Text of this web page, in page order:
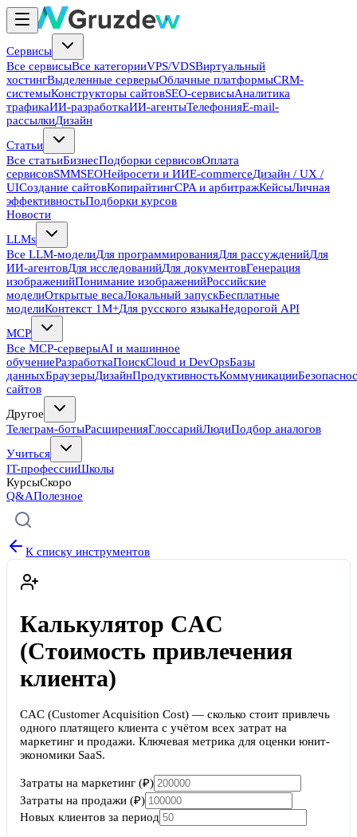
Сервисы
Все сервисыВсе категорииVPS/VDSВиртуальный
хостингВыделенные серверыОблачные платформыCRM-
системыКонструкторы сайтовSEO-сервисыАналитика
трафикаИИ-разработкаИИ-агентыТелефонияE-mail-
рассылкиДизайн
Статьи
Все статьиБизнесПодборки сервисовОплата
сервисовSMMSEOНейросети и ИИE-commerceДизайн / UX /
UIСоздание сайтовКопирайтингCPA и арбитражКейсыЛичная
эффективностьПодборки курсов
Новости
LLMs
Все LLM-моделиДля программированияДля рассужденийДля
ИИ-агентовДля исследованийДля документовГенерация
изображенийПонимание изображенийРоссийские
моделиОткрытые весаЛокальный запускБесплатные
моделиКонтекст 1M+Для русского языкаНедорогой API
MCP
Все MCP-серверыAI и машинное
обучениеРазработкаПоискCloud и DevOpsБазы
данныхБраузерыДизайнПродуктивностьКоммуникации
сайтов
Другое
Телеграм-ботыРасширенияГлоссарийЛюдиПодбор аналогов
Учиться
IT-профессииШколы
КурсыСкоро
Q&AПолезное
К списку инструментов
Калькулятор CAC
(Стоимость привлечения
клиента)
CAC (Customer Acquisition Cost) — сколько стоит привлечь
одного платящего клиента с учётом всех затрат на
маркетинг и продажи. Ключевая метрика для оценки юнит-
экономики SaaS.
Затраты на маркетинг (₽)
Затраты на продажи (₽)
Новых клиентов за период